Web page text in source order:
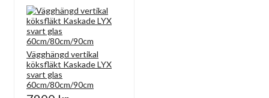
Vägghängd vertikal
köksfläkt Kaskade LYX
svart glas
60cm/80cm/90cm